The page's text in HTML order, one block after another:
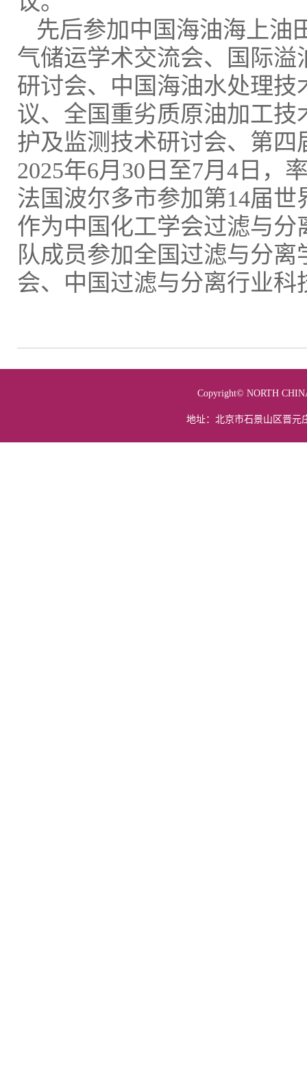
先后参加中国海油海上油
气储运学术交流会、国际溢
研讨会、中国海油水处理
议、全国重劣质原油加工
护及监测技术研讨会、第
2025年6月30日至7月4日，
法国波尔多市参加第14届世
作为中国化工学会过滤与分
队成员参加全国过滤与分
会、中国过滤与分离行业
Copyright© NORTH
地址：北京市石景山区晋元